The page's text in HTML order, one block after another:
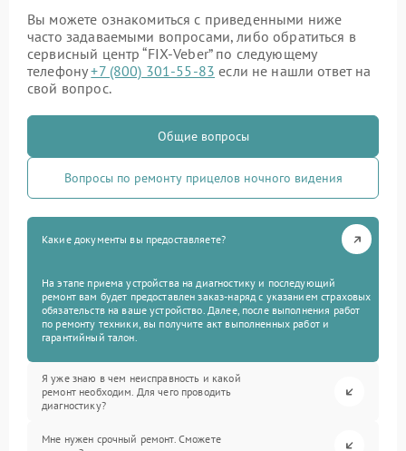
Вы можете ознакомиться с приведенными ниже
часто задаваемыми вопросами, либо обратиться в
сервисный центр “FIX-Veber” по следующему
телефону+7 (800) 301-55-83 если не нашли ответ на
свой вопрос.
Общие вопросы
Вопросы по ремонту прицелов ночного видения
Какие документы вы предоставляете?
На этапе приема устройства на диагностику и последующий
ремонт вам будет предоставлен заказ-наряд с указанием страховых
обязательств на ваше устройство. Далее, после выполнения работ
по ремонту техники, вы получите акт выполненных работ и
гарантийный талон.
Я уже знаю в чем неисправность и какой
ремонт необходим. Для чего проводить
диагностику?
Мне нужен срочный ремонт. Сможете